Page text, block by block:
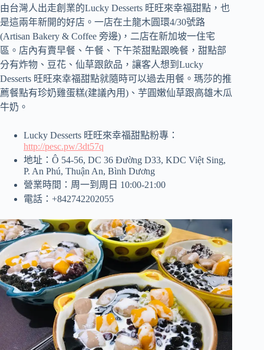
由台灣人出走創業的Lucky Desserts 旺旺來幸福甜點，也
是這兩年新開的好店。一店在土龍木圓環4/30號路
(Artisan Bakery & Coffee 旁邊)，二店在新加坡一住宅
區。店內有賣早餐、午餐、下午茶甜點跟晚餐，甜點部
分有炸物、豆花、仙草跟飲品，讓客人想到Lucky
Desserts 旺旺來幸福甜點就隨時可以過去用餐。瑪莎的推
薦餐點有珍奶雞蛋糕(建議內用)、芋圓嫩仙草跟高雄木瓜
牛奶。
Lucky Desserts 旺旺來幸福甜點粉專：
http://pesc.pw/3dt57q
地址：Ô 54-56, DC 36 Đường D33, KDC Việt Sing,
P. An Phú, Thuận An, Bình Dương
營業時間：周一到周日 10:00-21:00
電話：+842742202055